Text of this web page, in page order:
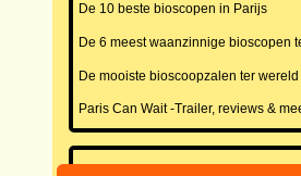
De 10 beste bioscopen in Parijs
De 6 meest waanzinnige bioscopen
De mooiste bioscoopzalen ter wereld
Paris Can Wait -Trailer, reviews &